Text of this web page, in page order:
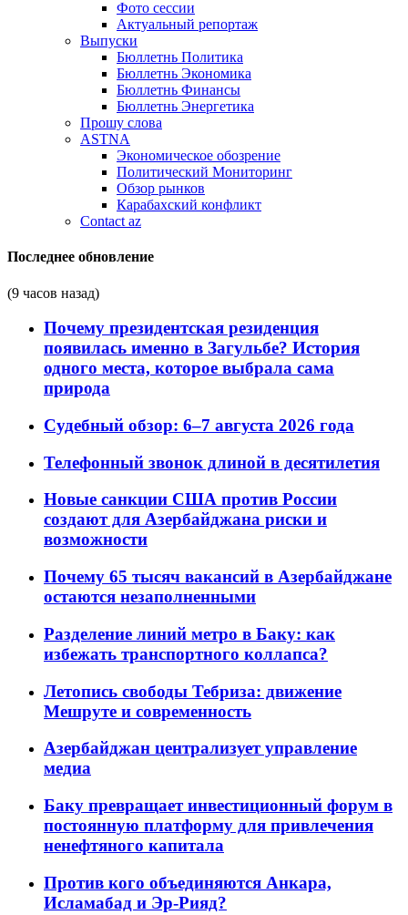
Фото сессии
Актуальный репортаж
Выпуски
Бюллетнь Политика
Бюллетнь Экономика
Бюллетнь Финансы
Бюллетнь Энергетика
Прошу слова
ASTNA
Экономическое обозрение
Политический Мониторинг
Обзор рынков
Карабахский конфликт
Contact az
Последнее обновление
(9 часов назад)
Почему президентская резиденция
появилась именно в Загульбе? История
одного места, которое выбрала сама
природа
Судебный обзор: 6–7 августа 2026 года
Телефонный звонок длиной в десятилетия
Новые санкции США против России
создают для Азербайджана риски и
возможности
Почему 65 тысяч вакансий в Азербайджане
остаются незаполненными
Разделение линий метро в Баку: как
избежать транспортного коллапса?
Летопись свободы Тебриза: движение
Мешруте и современность
Азербайджан централизует управление
медиа
Баку превращает инвестиционный форум в
постоянную платформу для привлечения
ненефтяного капитала
Против кого объединяются Анкара,
Исламабад и Эр-Рияд?